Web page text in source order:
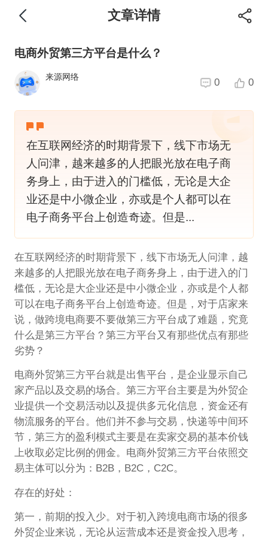
文章详情
电商外贸第三方平台是什么？
来源网络
0 0
在互联网经济的时期背景下，线下市场无
人问津，越来越多的人把眼光放在电子商
务身上，由于进入的门槛低，无论是大企
业还是中小微企业，亦或是个人都可以在
电子商务平台上创造奇迹。但是...
在互联网经济的时期背景下，线下市场无人问津，越
来越多的人把眼光放在电子商务身上，由于进入的门
槛低，无论是大企业还是中小微企业，亦或是个人都
可以在电子商务平台上创造奇迹。但是，对于店家来
说，做跨境电商要不要做第三方平台成了难题，究竟
什么是第三方平台？第三方平台又有那些优点有那些
劣势？
电商外贸第三方平台就是出售平台，是企业显示自己
家产品以及交易的场合。第三方平台主要是为外贸企
业提供一个交易活动以及提供多元化信息，资金还有
物流服务的平台。他们并不参与交易，快递等中间环
节，第三方的盈利模式主要是在卖家交易的基本价钱
上收取必定比例的佣金。电商外贸第三方平台依照交
易主体可以分为：B2B，B2C，C2C。
存在的好处：
第一，前期的投入少。对于初入跨境电商市场的很多
外贸企业来说，无论从运营成本还是资金投入思考，